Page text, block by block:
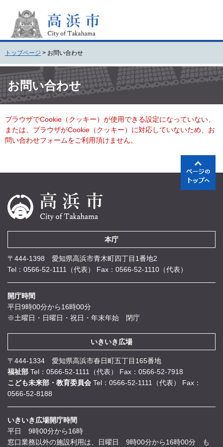
頭
で
す
。
飛
ば
し
て
本
へ
トップページ > お問い合わせ
文 お問い合わせ
ブラウザでCookie（クッキー）が使用できる設定になっていない、
または、ブラウザがCookie（クッキー）に対応していないため、お
問い合わせフォームをご利用頂けません。
本庁
〒444-1398 愛知県高浜市青木町四丁目1番地2
Tel：0566-52-1111（代表）
Fax：0566-52-1110（代表）
開庁時間
平日9時00分から16時00分
※土曜日・日曜日・祝日・年末年始 閉庁
いきいき広場
〒444-1334 愛知県高浜市春日町五丁目165番地
福祉部 Tel：0566-52-1111（代表）
Fax：0566-52-7918
こども未来部・教育委員会 Tel：0566-52-1111（代表）
Fax：
0566-52-8188
いきいき広場開庁時間
平日 9時00分から16時
窓口業務以外の施設利用は、日曜日 9時00分から16時00分 も